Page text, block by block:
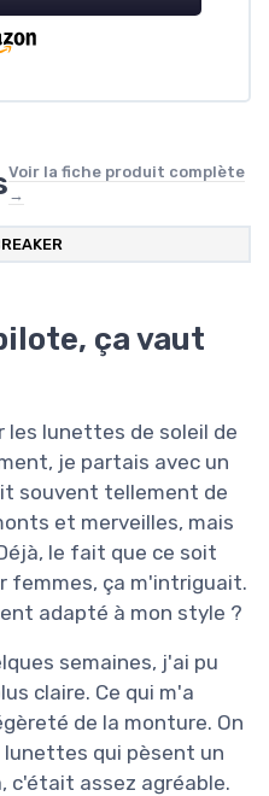
Voir la fiche produit complète
→
ça vaut
lunettes de soleil de
je partais avec un
souvent tellement de
et merveilles, mais
le fait que ce soit
femmes, ça m'intriguait.
adapté à mon style ?
semaines, j'ai pu
claire. Ce qui m'a
de la monture. On
qui pèsent un
c'était assez agréable.